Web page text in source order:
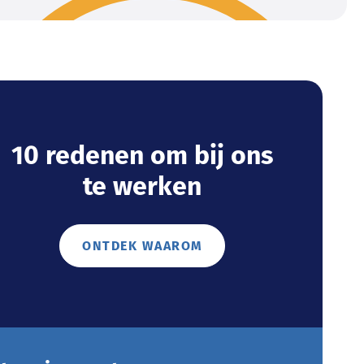
10 redenen om bij ons
te werken
ONTDEK WAAROM